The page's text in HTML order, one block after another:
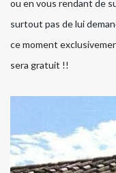
ou en vous rendant de
surtout pas de lui
ce moment
sera gratuit !!